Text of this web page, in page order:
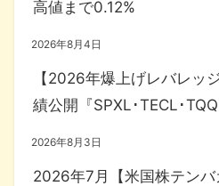
高値まで0.12%
2026年8月4日
【2026年爆上げレバレッ
績公開『SPXL･TECL･
2026年8月3日
2026年7月【米国株テン